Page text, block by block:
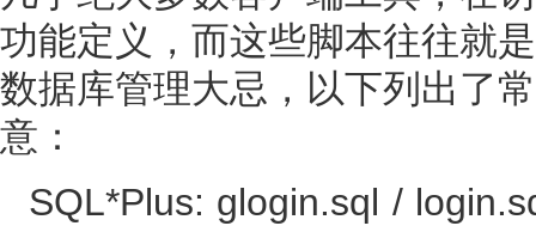
功能定义，而这些脚本往往就
数据库管理大忌，以下列出了
意：
SQL*Plus: glogin.sql /